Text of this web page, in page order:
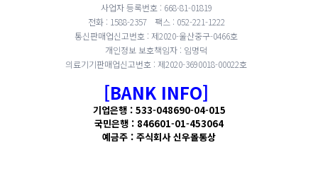
사업자 등록번호 : 668-81-01819
전화 : 1588-2357
팩스 : 052-221-1222
통신판매업신고번호 : 제2020-울산중구-0466호
개인정보 보호책임자 : 임명덕
의료기기판매업신고번호 : 제2020-3690018-00022호
[BANK INFO]
기업은행 : 533-048690-04-015
국민은행 : 846601-01-453064
예금주 : 주식회사 신우몰통상